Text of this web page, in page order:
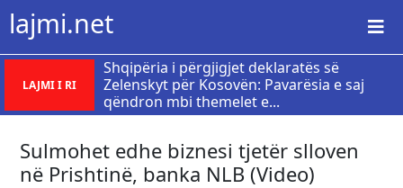
lajmi.net
LAJMI I RI
Shqipëria i përgjigjet deklaratës së
Zelenskyt për Kosovën: Pavarësia e saj
qëndron mbi themelet e...
Sulmohet edhe biznesi tjetër slloven
në Prishtinë, banka NLB (Video)